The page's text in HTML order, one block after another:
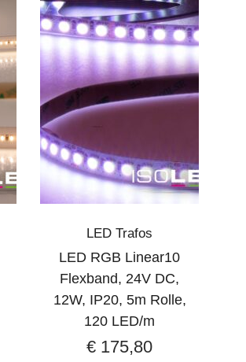
LED Trafos
LED RGB Linear10
Flexband, 24V DC,
12W, IP20, 5m Rolle,
120 LED/m
€ 175,80